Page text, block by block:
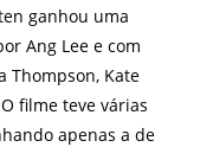
ganhou uma
Ang Lee e com
Thompson, Kate
filme teve várias
apenas a de